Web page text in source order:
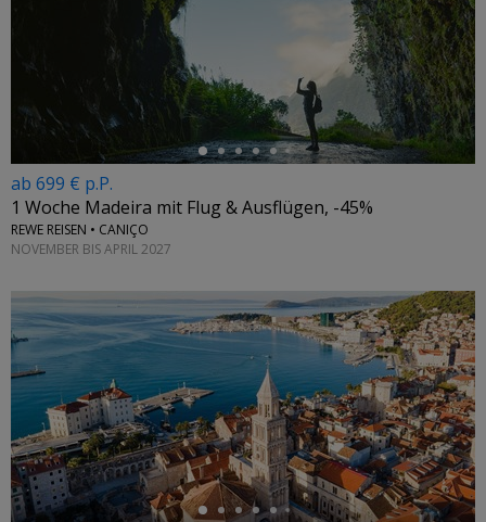
ab 699 € p.P.
1 Woche Madeira mit Flug & Ausflügen, -45%
REWE REISEN • CANIÇO
NOVEMBER BIS APRIL 2027
←